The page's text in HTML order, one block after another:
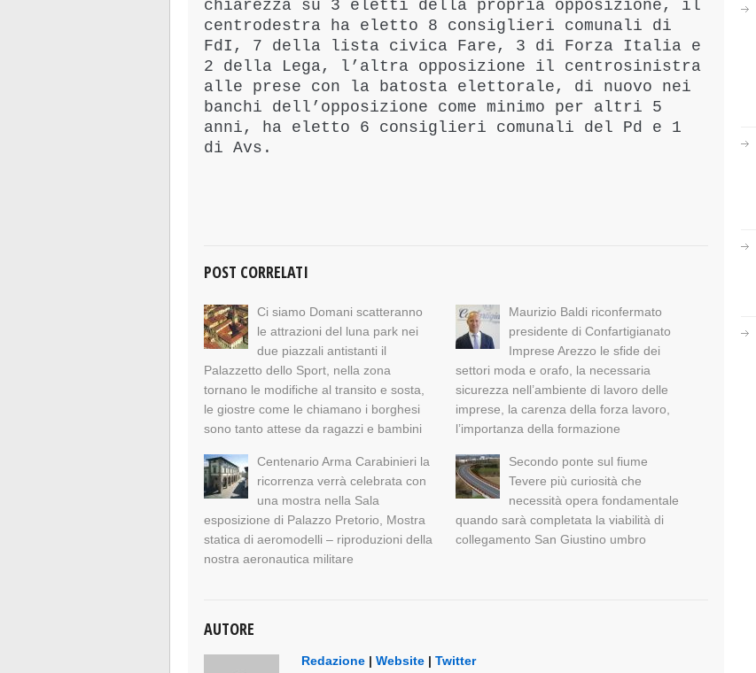
chiarezza su 3 eletti della propria opposizione, il
centrodestra ha eletto 8 consiglieri comunali di
FdI, 7 della lista civica Fare, 3 di Forza Italia e
2 della Lega, l’altra opposizione il centrosinistra
alle prese con la batosta elettorale, di nuovo nei
banchi dell’opposizione come minimo per altri 5
anni, ha eletto 6 consiglieri comunali del Pd e 1
di Avs.
POST CORRELATI
Ci siamo Domani scatteranno
le attrazioni del luna park nei
due piazzali antistanti il
Palazzetto dello Sport, nella zona
tornano le modifiche al transito e sosta,
le giostre come le chiamano i borghesi
sono tanto attese da ragazzi e bambini
Maurizio Baldi riconfermato
presidente di Confartigianato
Imprese Arezzo le sfide dei
settori moda e orafo, la necessaria
sicurezza nell’ambiente di lavoro delle
imprese, la carenza della forza lavoro,
l’importanza della formazione
Centenario Arma Carabinieri la
ricorrenza verrà celebrata con
una mostra nella Sala
esposizione di Palazzo Pretorio, Mostra
statica di aeromodelli – riproduzioni della
nostra aeronautica militare
Secondo ponte sul fiume
Tevere più curiosità che
necessità opera fondamentale
quando sarà completata la viabilità di
collegamento San Giustino umbro
AUTORE
Redazione |Website |Twitter